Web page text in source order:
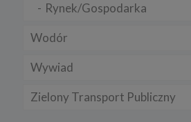
Rynek/Gospodarka
Wodór
Wywiad
Zielony Transport Publiczny